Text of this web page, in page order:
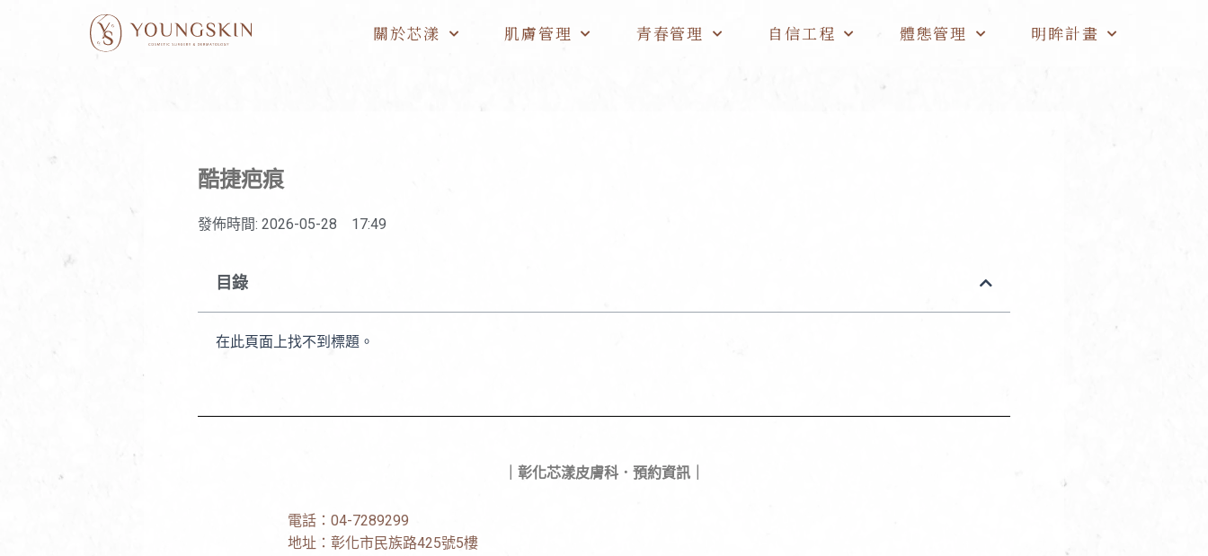
關於芯漾 肌膚管理 青春管理 自信工程 體態管理 明眸計畫
酷捷疤痕
發佈時間: 2026-05-28 17:49
目錄
在此頁面上找不到標題。
｜彰化芯漾皮膚科．預約資訊｜
電話： 04-7289299
地址： 彰化市民族路425號5樓